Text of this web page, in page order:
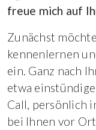
freue mich auf
Zunächst
kennenlernen
ein. Ganz nach
etwa
Call, persönlich
bei Ihnen vor